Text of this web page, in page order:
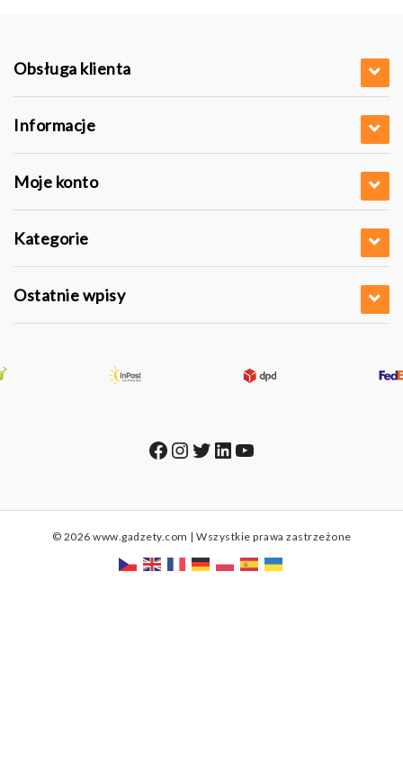
Obsługa klienta
Informacje
Moje konto
Kategorie
Ostatnie wpisy
Facebook
Instagram
Twitter
LinkedIn
YouTube
© 2026 www.gadzety.com | Wszystkie prawa zastrzeżone